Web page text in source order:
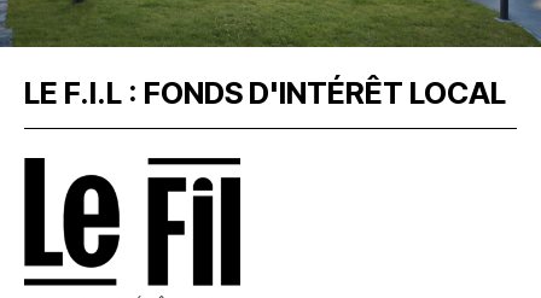
LE F.I.L : FONDS D'INTÉRÊT LOCAL